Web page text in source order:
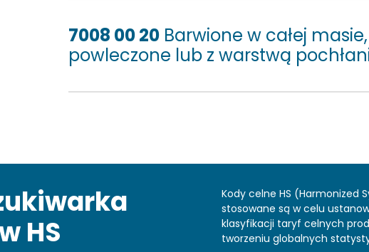
7008 00 20 Barwione w całej
powleczone lub z warstwą
HS
Kody celne HS (Harmonized
stosowane są w celu
klasyfikacji taryf celnych
tworzeniu globalnych